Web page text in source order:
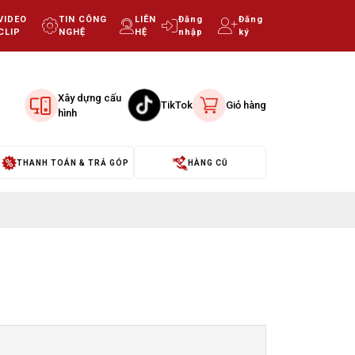
TIN CÔNG
NGHỆ
LIÊN
HỆ
Đăng
nhập
Đăng
ký
Xây dựng cấu
hình
TikTok Giỏ hàng
THANH TOÁN & TRẢ GÓP HÀNG CŨ